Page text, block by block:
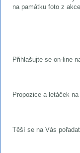
na památku foto z
Přihlašujte se on-line
Propozice a letáček
Těší se na Vás